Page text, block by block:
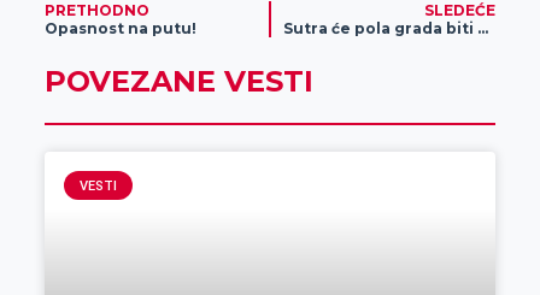
PRETHODNO
Opasnost na putu!
SLEDEĆE
Sutra će pola grada biti blokirano zbog 3. Zrenjaninskog polumaratona
POVEZANE VESTI
VESTI